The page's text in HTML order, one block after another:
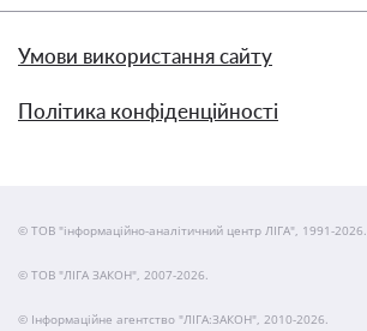
Умови використання сайту
Політика конфіденційності
© ТОВ "інформаційно-аналітичний центр ЛІГА", 1991-2026.
© ТОВ "ЛІГА ЗАКОН", 2007-2026.
© Інформаційне агентство "ЛІГА:ЗАКОН", 2010-2026.